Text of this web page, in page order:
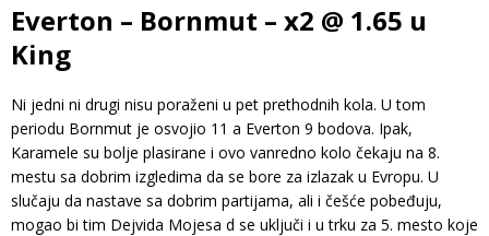
Everton – Bornmut – x2 @ 1.65 u
King
Ni jedni ni drugi nisu poraženi u pet prethodnih kola. U tom
periodu Bornmut je osvojio 11 a Everton 9 bodova. Ipak,
Karamele su bolje plasirane i ovo vanredno kolo čekaju na 8.
mestu sa dobrim izgledima da se bore za izlazak u Evropu. U
slučaju da nastave sa dobrim partijama, ali i češće pobeđuju,
mogao bi tim Dejvida Mojesa d se uključi i u trku za 5. mesto koje